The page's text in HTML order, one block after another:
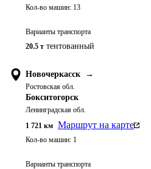
Кол-во машин: 13
Варианты транспорта
20.5 т тентованный
Новочеркасск →
Ростовская обл.
Бокситогорск
Ленинградская обл.
1 721 км Маршрут на карте
Кол-во машин: 1
Варианты транспорта